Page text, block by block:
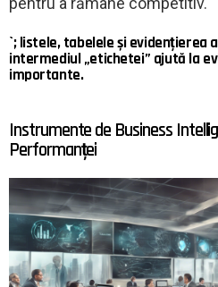
`; listele, tabelele și evidențierea
intermediul „etichetei” ajută la
importante.
Instrumente de Business
Performanței